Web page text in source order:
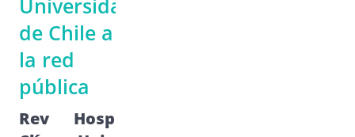
Universidad
de Chile a
la red
pública
Rev Hosp